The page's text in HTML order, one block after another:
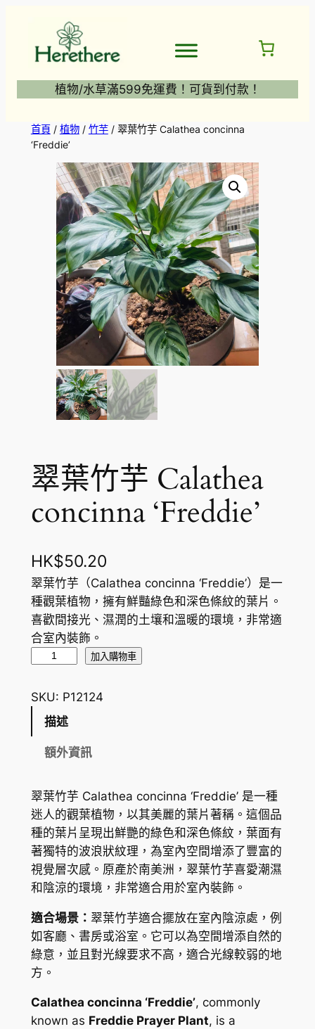
植物/水草滿599免運費！可貨到付款！
首頁/ 植物/ 竹芋/ 翠葉竹芋 Calathea concinna
‘Freddie’
翠葉竹芋 Calathea
concinna ‘Freddie’
HK$50.20
翠葉竹芋（Calathea concinna ‘Freddie’）是一
種觀葉植物，擁有鮮豔綠色和深色條紋的葉片。
喜歡間接光、濕潤的土壤和溫暖的環境，非常適
合室內裝飾。
竹
芋
t
h
e
a
c
o
n
c
i
n
a
'
加入購物車
SKU: P12124
描述
額外資訊
翠葉竹芋 Calathea concinna ‘Freddie’ 是一種
迷人的觀葉植物，以其美麗的葉片著稱。這個品
種的葉片呈現出鮮艷的綠色和深色條紋，葉面有
著獨特的波浪狀紋理，為室內空間增添了豐富的
視覺層次感。原產於南美洲，翠葉竹芋喜愛潮濕
和陰涼的環境，非常適合用於室內裝飾。
適合場景： 翠葉竹芋適合擺放在室內陰涼處，例
如客廳、書房或浴室。它可以為空間增添自然的
綠意，並且對光線要求不高，適合光線較弱的地
方。
Calathea concinna ‘Freddie’, commonly
known as Freddie Prayer Plant, is a